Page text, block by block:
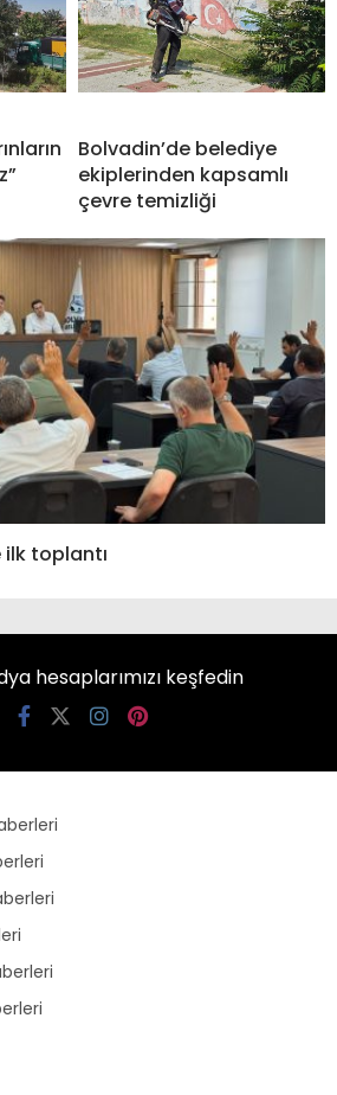
Bolvadin’de belediye
ekiplerinden kapsamlı
çevre temizliği
ilk toplantı
hesaplarımızı keşfedin